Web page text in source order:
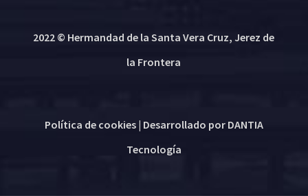
2022 © Hermandad de la Santa Vera Cruz, Jerez de
la Frontera
Política de cookies| Desarrollado por DANTIA
Tecnología